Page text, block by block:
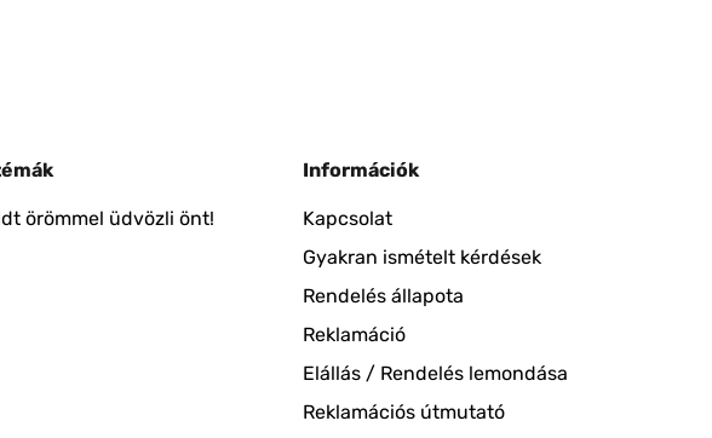
örömmel üdvözli önt!
Információk
Kapcsolat
Gyakran ismételt kérdések
Rendelés állapota
Reklamáció
Elállás / Rendelés lemondása
Reklamációs útmutató